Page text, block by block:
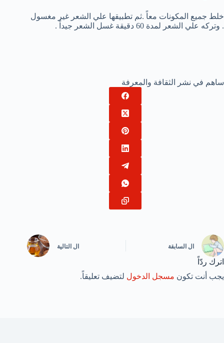
خلط جميع المكونات معاً .ثم تطبيقها علي الشعر غير مغسول
. وتركه علي الشعر لمدة 60 دقيقة غسل الشعر جيداً .
ساهم في نشر الثقافة والمعرفة
ال السابقة ال التالية
اترك ردّاً
يجب أنت تكون مسجل الدخول لتضيف تعليقاً.